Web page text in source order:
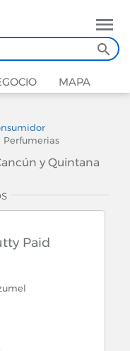
MAPA
Perfumerias
y Quintana
Paid